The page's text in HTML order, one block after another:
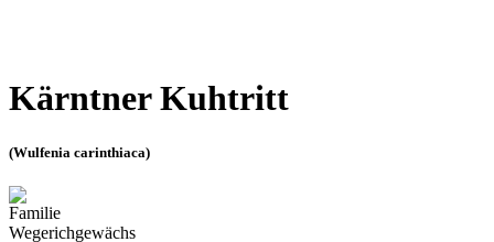
Kärntner Kuhtritt
(Wulfenia carinthiaca)
Familie
Wegerichgewächs